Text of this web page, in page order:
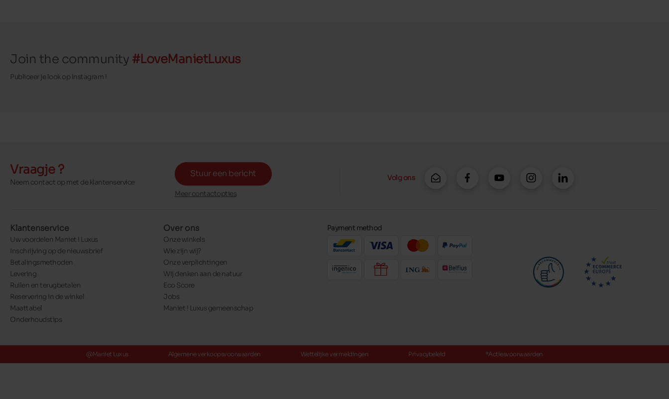
Join the community #LoveManietLuxus
Publiceer je look op Instagram !
Vraagje ?
Neem contact op met de klantenservice
Stuur een bericht
Meer contactopties
Volg ons
Klantenservice
Uw voordelen Maniet ! Luxus
Inschrijving op de nieuwsbrief
Betalingsmethoden
Levering
Ruilen en terugbetalen
Reservering in de winkel
Maattabel
Onderhoudstips
Over ons
Onze winkels
Wie zijn wij?
Onze verplichtingen
Wij denken aan de natuur
Eco Score
Jobs
Maniet ! Luxus gemeenschap
Payment method
@Maniet Luxus Algemene verkoopsvoorwaarden Wettelijke vermeldingen Privacybeleid *Actiesvoorwaarden